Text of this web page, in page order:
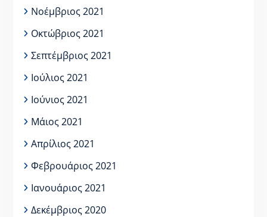
Νοέμβριος 2021
Οκτώβριος 2021
Σεπτέμβριος 2021
Ιούλιος 2021
Ιούνιος 2021
Μάιος 2021
Απρίλιος 2021
Φεβρουάριος 2021
Ιανουάριος 2021
Δεκέμβριος 2020